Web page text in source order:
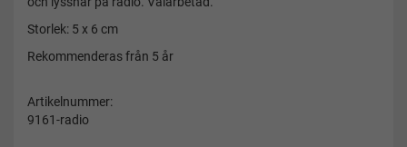
Storlek: 5 x 6 cm
Rekommenderas från 5 år
Artikelnummer:
9161-radio